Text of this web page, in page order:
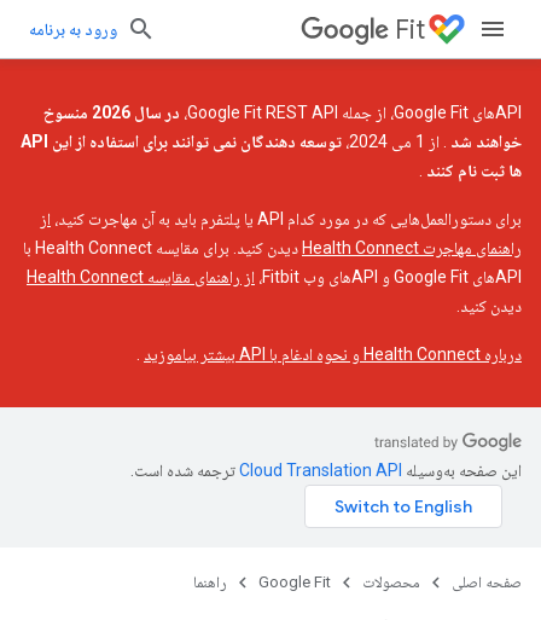
Fit ورود به برنامه
APIهای Google Fit، از جمله Google Fit REST API،
در سال 2026 منسوخ
خواهند شد . از 1 می 2024،
توسعه دهندگان نمی توانند برای استفاده از این API
ها ثبت نام کنند
برای دستورالعمل‌هایی که در مورد کدام API یا پلتفرم باید به آن مهاجرت کنید،
از
راهنمای مهاجرت Health Connect
دیدن کنید. برای مقایسه Health Connect با
APIهای Google Fit و APIهای وب Fitbit،
از راهنمای مقایسه Health Connect
دیدن کنید.
درباره Health Connect و نحوه ادغام با API بیشتر بیاموزید
این صفحه به‌وسیله ترجمه شده است.
صفحه اصلی محصولات Google Fit راهنما